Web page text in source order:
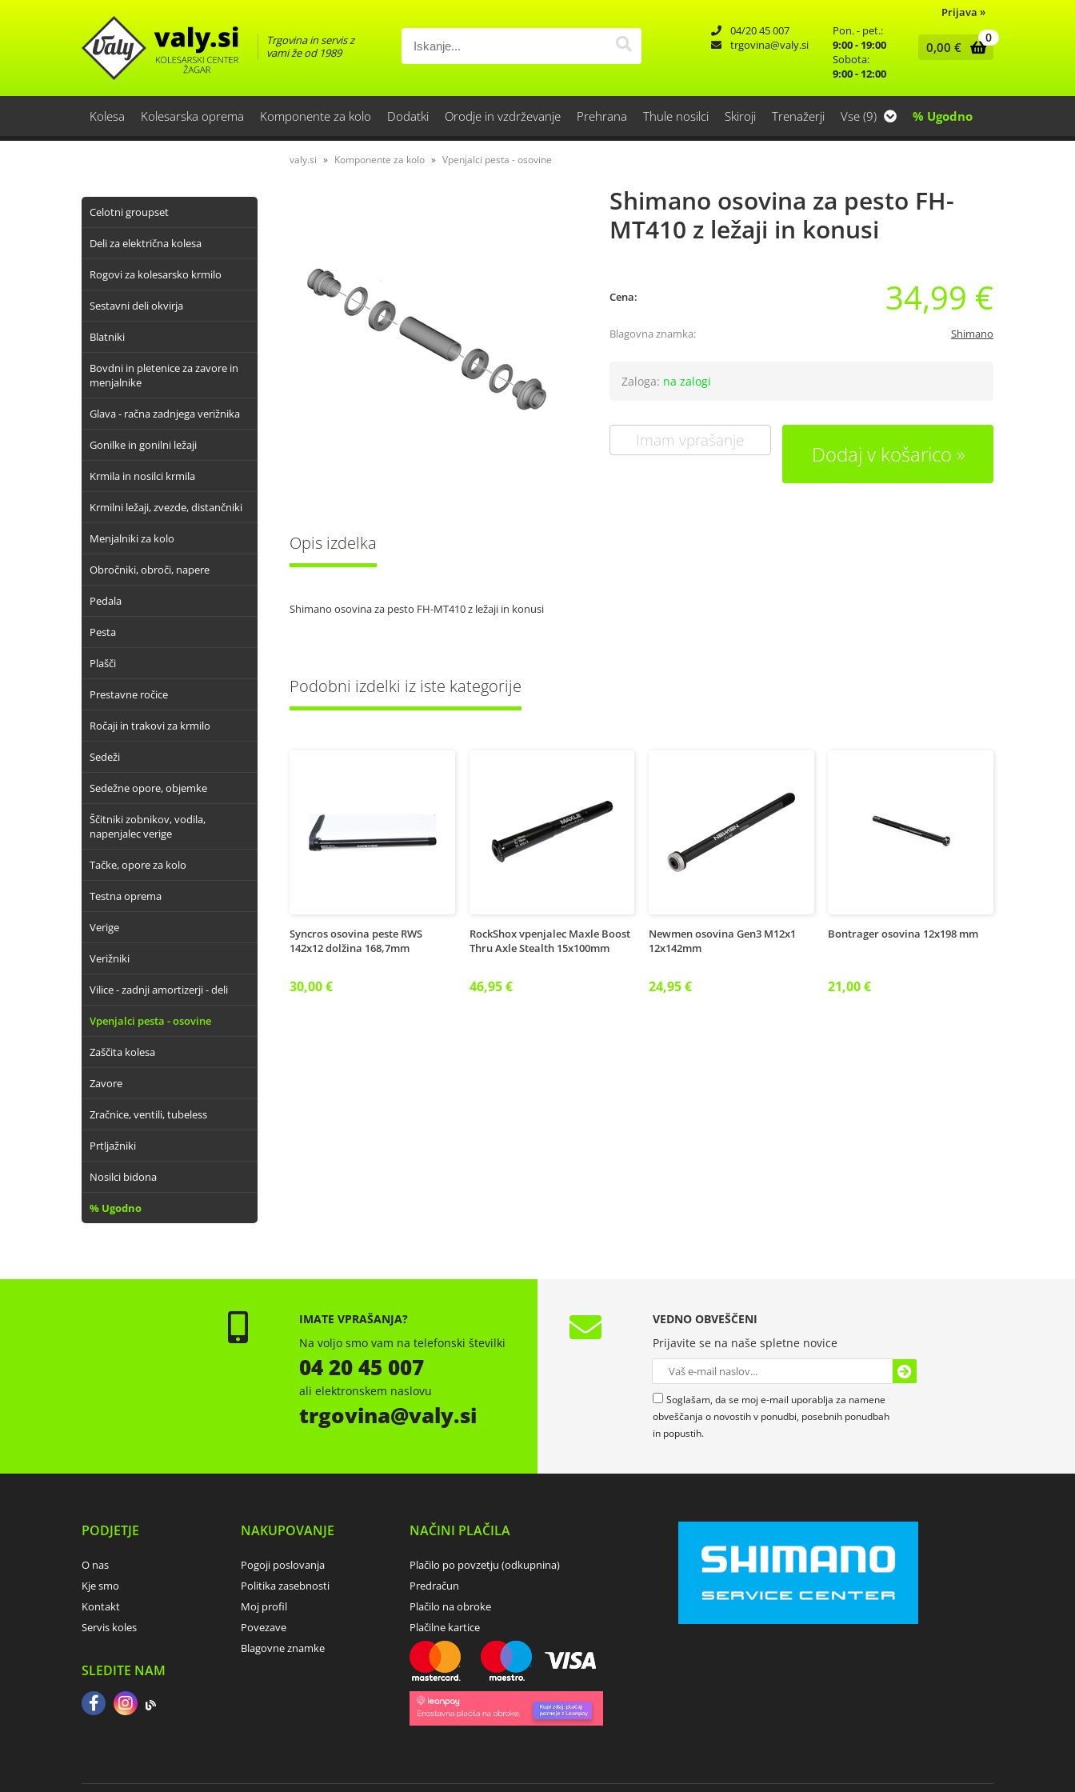
Prijava »
Trgovina in servis z
vami že od 1989
04/20 45 007
trgovina
valy.si
Pon. - pet.:
9:00 - 19:00
Sobota:
9:00 - 12:00
0
0,00 €
Kolesa Kolesarska oprema Komponente za kolo Dodatki Orodje in vzdrževanje Prehrana Thule nosilci Skiroji Trenažerji Vse (9) % Ugodno
Celotni groupset
Deli za električna kolesa
Rogovi za kolesarsko krmilo
Sestavni deli okvirja
Blatniki
Bovdni in pletenice za zavore in
menjalnike
Glava - račna zadnjega verižnika
Gonilke in gonilni ležaji
Krmila in nosilci krmila
Krmilni ležaji, zvezde, distančniki
Menjalniki za kolo
Obročniki, obroči, napere
Pedala
Pesta
Plašči
Prestavne ročice
Ročaji in trakovi za krmilo
Sedeži
Sedežne opore, objemke
Ščitniki zobnikov, vodila,
napenjalec verige
Tačke, opore za kolo
Testna oprema
Verige
Verižniki
Vilice - zadnji amortizerji - deli
Vpenjalci pesta - osovine
Zaščita kolesa
Zavore
Zračnice, ventili, tubeless
Prtljažniki
Nosilci bidona
% Ugodno
valy.si Komponente za kolo Vpenjalci pesta - osovine
Shimano osovina za pesto FH-
MT410 z ležaji in konusi
Cena: 34,99 €
Blagovna znamka: Shimano
Zaloga: na zalogi
Imam vprašanje
Dodaj v košarico
Opis izdelka
Shimano osovina za pesto FH-MT410 z ležaji in konusi
Podobni izdelki iz iste kategorije
Syncros osovina peste RWS
142x12 dolžina 168,7mm
30,00 €
RockShox vpenjalec Maxle Boost
Thru Axle Stealth 15x100mm
46,95 €
Newmen osovina Gen3 M12x1
12x142mm
24,95 €
Bontrager osovina 12x198 mm
21,00 €
IMATE VPRAŠANJA?
Na voljo smo vam na telefonski številki
04 20 45 007
ali elektronskem naslovu
trgovina valy.si
VEDNO OBVEŠČENI
Prijavite se na naše spletne novice
Soglašam, da se moj e-mail uporablja za namene
obveščanja o novostih v ponudbi, posebnih ponudbah
in popustih.
PODJETJE
O nas
Kje smo
Kontakt
Servis koles
SLEDITE NAM
NAKUPOVANJE
Pogoji poslovanja
Politika zasebnosti
Moj profil
Povezave
Blagovne znamke
NAČINI PLAČILA
Plačilo po povzetju (odkupnina)
Predračun
Plačilo na obroke
Plačilne kartice